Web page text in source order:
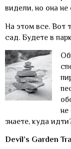
видели, но она
На этом все. Вот
сад. Будете в
не
знаете, куда
Devil’s Garden